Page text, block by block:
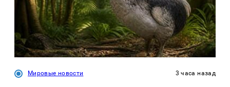
Мировые новости 3 часа назад